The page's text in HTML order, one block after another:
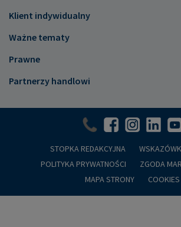
Klient indywidualny
Ważne tematy
Prawne
Partnerzy handlowi
STOPKA REDAKCYJNA
POLITYKA PRYWATNOŚCI
ZGODA
MAPA STRONY
COOKIES